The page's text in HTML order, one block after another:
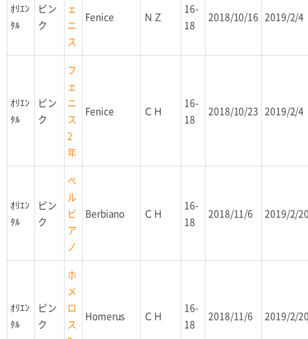
ｵﾘｴﾝ
ﾀﾙ
ピン
ク
ェ
ニ
ス
Fenice ＮＺ
16-
18
2018/10/16 2019/2/4
ｵﾘｴﾝ
ﾀﾙ
ピン
ク
フ
ェ
ニ
ス
2
年
Fenice ＣＨ
16-
18
2018/10/23 2019/2/4
ｵﾘｴﾝ
ﾀﾙ
ピン
ク
ベ
ル
ビ
ア
ノ
Berbiano ＣＨ
16-
18
2018/11/6 2019/2/
ｵﾘｴﾝ
ﾀﾙ
ピン
ク
ホ
メ
ロ
ス
Homerus ＣＨ
16-
18
2018/11/6 2019/2/